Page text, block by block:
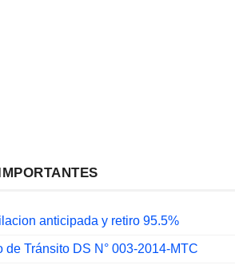
anticipada y retiro 95.5%
de Tránsito DS N° 003-2014-MTC